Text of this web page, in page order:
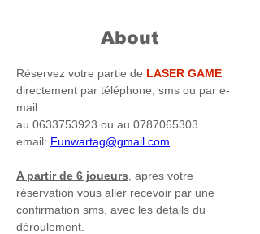
About
Réservez votre partie de LASER GAME
directement par téléphone, sms ou par e-
mail.
au 0633753923 ou au 0787065303
email: Funwartag@gmail.com
A partir de 6 joueurs , apres votre
réservation vous aller recevoir par une
confirmation sms, avec les details du
déroulement.